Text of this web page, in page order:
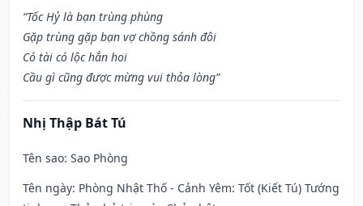
“Tốc Hỷ là bạn trùng phùng
Gặp trùng gặp bạn vợ chồng sánh đôi
Có tài có lộc hẳn hoi
Cầu gì cũng được mừng vui thỏa lòng”
Nhị Thập Bát Tú
Tên sao: Sao Phòng
Tên ngày: Phòng Nhật Thố - Cảnh Yêm: Tốt (Kiết Tú) Tướng